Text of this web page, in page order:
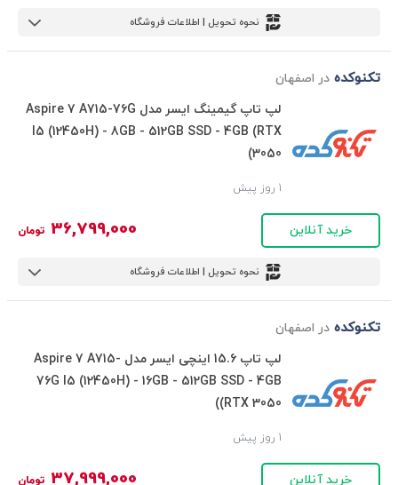
نحوه تحویل | اطلاعات فروشگاه
تکنوکده در اصفهان
لپ تاپ گیمینگ ایسر مدل Aspire 7 A715-76G
I5 (12450H) - 8GB - 512GB SSD - 4GB (RTX
3050)
1 روز پیش
خرید آنلاین 36,799,000 تومان
نحوه تحویل | اطلاعات فروشگاه
تکنوکده در اصفهان
لپ تاپ 15.6 اینچی ایسر مدل Aspire 7 A715-
76G I5 (12450H) - 16GB - 512GB SSD - 4GB
(RTX 3050)
1 روز پیش
خرید آنلاین 37,999,000 تومان